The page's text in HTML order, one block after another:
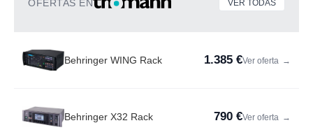
OFERTAS EN VER TODAS
Behringer WING Rack 1.385 €Ver oferta →
Behringer X32 Rack 790 €Ver oferta →